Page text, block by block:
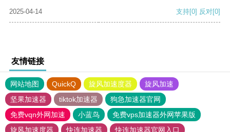
2025-04-14 支持[0] 反对[0]
友情链接
网站地图 QuickQ 旋风加速度器
旋风加速
坚果加速器
tiktok加速器
狗急加速器官网
免费vqn外网加速
小蓝鸟
免费vps加速器外网苹果版
旋风加速度器
快连加速器
快连加速器官网入口